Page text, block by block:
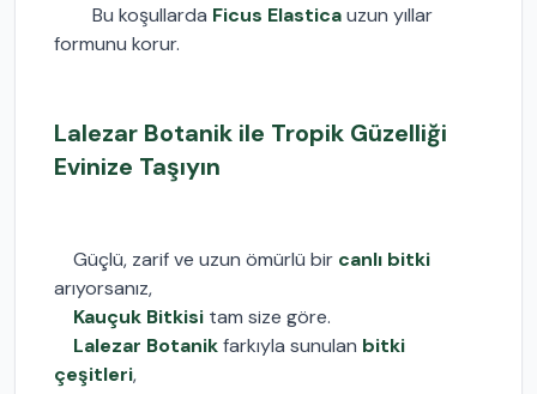
Bu koşullarda Ficus Elasticauzun yıllar
formunu korur.
Lalezar Botanik ile Tropik Güzelliği
Evinize Taşıyın
Güçlü, zarif ve uzun ömürlü bir canlı bitki
arıyorsanız,
Kauçuk Bitkisi tam size göre.
Lalezar Botanikfarkıyla sunulan bitki
çeşitleri,